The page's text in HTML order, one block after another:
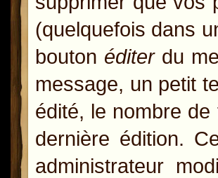
(quelquefois dans
bouton éditerdu
message, un petit
édité, le nombre de
dernière édition.
administrateur